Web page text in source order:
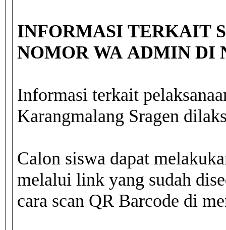
INFORMASI TERKAIT
NOMOR WA ADMIN DI
Informasi terkait
Karangmalang Sragen
Calon siswa dapat
melalui link yang sudah
cara scan QR Barcode di